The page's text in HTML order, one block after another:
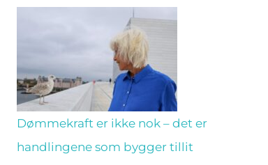
Dømmekraft er ikke nok – det er
handlingene som bygger tillit